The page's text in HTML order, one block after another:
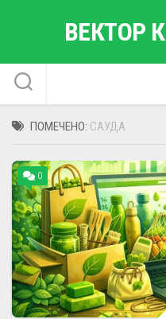
ВЕКТОР
ПОМЕЧЕНО: САУДА
0